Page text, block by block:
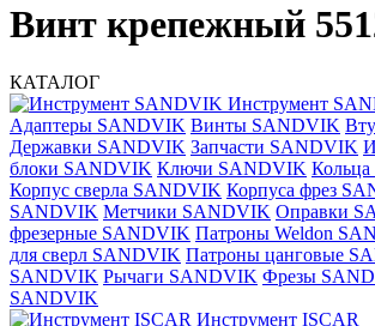
Винт крепежный
КАТАЛОГ
Инструмент
Адаптеры SANDVIK Винты SANDVIK
Державки SANDVIK Запчасти SANDVIK
блоки SANDVIK Ключи SANDVIK
Корпус сверла SANDVIK Корпуса фрез
SANDVIK Метчики SANDVIK Оправки
фрезерные SANDVIK Патроны Weldon
для сверл SANDVIK Патроны цанговые
SANDVIK Рычаги SANDVIK Фрезы
SANDVIK
Инструмент ISCAR